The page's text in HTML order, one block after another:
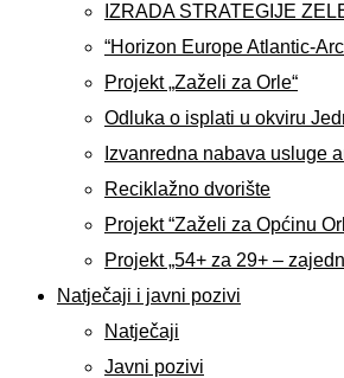
IZRADA STRATEGIJE
“Horizon Europe Atlantic-
Projekt „Zaželi za Orle“
Odluka o isplati u okviru
Izvanredna nabava usluge
Reciklažno dvorište
Projekt “Zaželi za Općinu
Projekt „54+ za 29+ –
Natječaji i javni pozivi
Natječaji
Javni pozivi